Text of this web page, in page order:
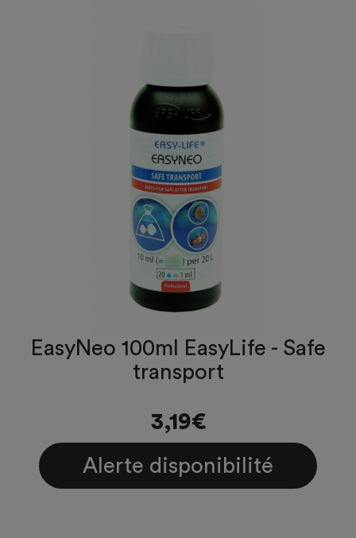
EasyNeo 100ml EasyLife - Safe
transport
3,19€
Alerte disponibilité